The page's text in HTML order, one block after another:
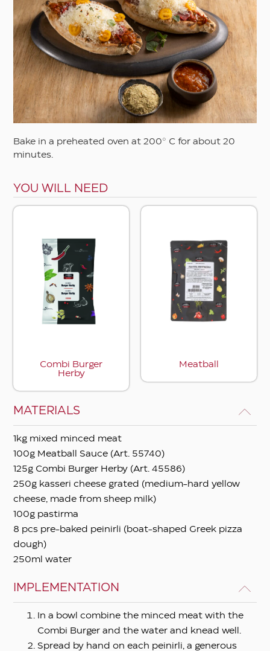
Bake in a preheated oven at 200° C for about 20
minutes.
YOU WILL NEED
Combi Burger
Herby
Meatball
MATERIALS
1kg mixed minced meat
100g Meatball Sauce (Art. 55740)
125g Combi Burger Herby (Art. 45586)
250g kasseri cheese grated (medium-hard yellow
cheese, made from sheep milk)
100g pastirma
8 pcs pre-baked peinirli (boat-shaped Greek pizza
dough)
250ml water
IMPLEMENTATION
In a bowl combine the minced meat with the
Combi Burger and the water and knead well.
Spread by hand on each peinirli, a generous
Asian
Autumn
Barbeque
Christmas and festive
Cooked
Easter
Eastern
Fasting
Mediterranean
Summer
Vegetarian
Apply filters